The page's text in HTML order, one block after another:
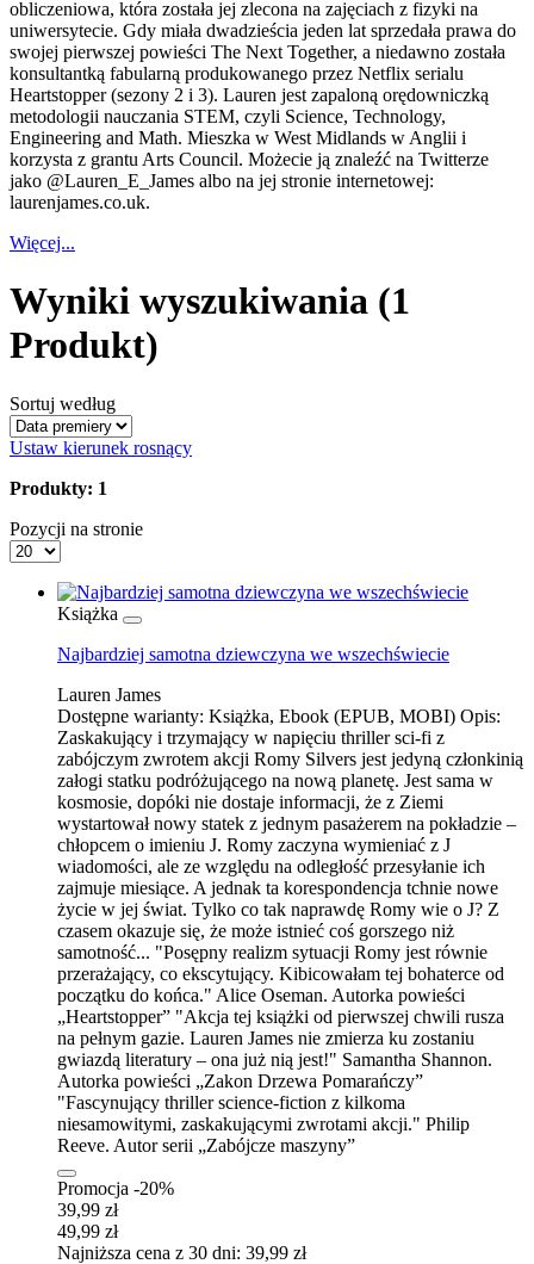
obliczeniowa, która została jej zlecona na zajęciach z fizyki na
uniwersytecie. Gdy miała dwadzieścia jeden lat sprzedała prawa do
swojej pierwszej powieści The Next Together, a niedawno została
konsultantką fabularną produkowanego przez Netflix serialu
Heartstopper (sezony 2 i 3). Lauren jest zapaloną orędowniczką
metodologii nauczania STEM, czyli Science, Technology,
Engineering and Math. Mieszka w West Midlands w Anglii i
korzysta z grantu Arts Council. Możecie ją znaleźć na Twitterze
jako @Lauren_E_James albo na jej stronie internetowej:
laurenjames.co.uk.
Więcej...
Wyniki wyszukiwania (1
Produkt)
Sortuj według
Ustaw kierunek rosnący
Produkty: 1
Pozycji na stronie
Książka
Najbardziej samotna dziewczyna we wszechświecie
Lauren James
Dostępne warianty: Książka, Ebook (EPUB, MOBI) Opis:
Zaskakujący i trzymający w napięciu thriller sci-fi z
zabójczym zwrotem akcji Romy Silvers jest jedyną członkinią
załogi statku podróżującego na nową planetę. Jest sama w
kosmosie, dopóki nie dostaje informacji, że z Ziemi
wystartował nowy statek z jednym pasażerem na pokładzie –
chłopcem o imieniu J. Romy zaczyna wymieniać z J
wiadomości, ale ze względu na odległość przesyłanie ich
zajmuje miesiące. A jednak ta korespondencja tchnie nowe
życie w jej świat. Tylko co tak naprawdę Romy wie o J? Z
czasem okazuje się, że może istnieć coś gorszego niż
samotność... "Posępny realizm sytuacji Romy jest równie
przerażający, co ekscytujący. Kibicowałam tej bohaterce od
początku do końca." Alice Oseman. Autorka powieści
„Heartstopper” "Akcja tej książki od pierwszej chwili rusza
na pełnym gazie. Lauren James nie zmierza ku zostaniu
gwiazdą literatury – ona już nią jest!" Samantha Shannon.
Autorka powieści „Zakon Drzewa Pomarańczy”
"Fascynujący thriller science-fiction z kilkoma
niesamowitymi, zaskakującymi zwrotami akcji." Philip
Reeve. Autor serii „Zabójcze maszyny”
Promocja -20%
39,99 zł
49,99 zł
Najniższa cena z 30 dni: 39,99 zł